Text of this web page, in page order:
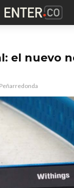
el nuevo